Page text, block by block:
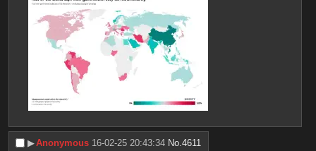
▶︎Anonymous 16-02-25 20:43:34 No.4611